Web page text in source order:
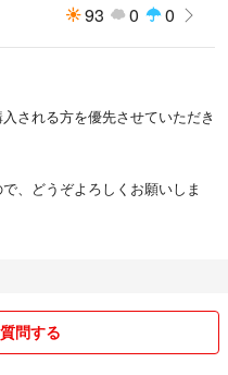
93 0 0
される方を優先させていただき
、どうぞよろしくお願いしま
問する